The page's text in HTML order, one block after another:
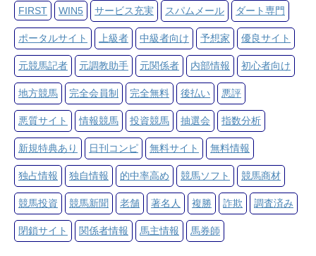
FIRST WIN5 サービス充実 スパムメール ダート専門
ポータルサイト 上級者 中級者向け 予想家 優良サイト
元競馬記者 元調教助手 元関係者 内部情報 初心者向け
地方競馬 完全会員制 完全無料 後払い 悪評
悪質サイト 情報競馬 投資競馬 抽選会 指数分析
新規特典あり 日刊コンピ 無料サイト 無料情報
独占情報 独自情報 的中率高め 競馬ソフト 競馬商材
競馬投資 競馬新聞 老舗 著名人 複勝 詐欺 調査済み
閉鎖サイト 関係者情報 馬主情報 馬券師